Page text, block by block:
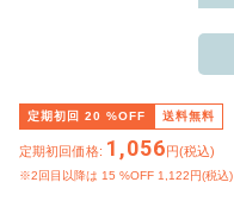
定期初回 20 %OFF 送料無料
定期初回価格: 1,056円(税込)
※2回目以降は 15 %OFF 1,122円(税込)